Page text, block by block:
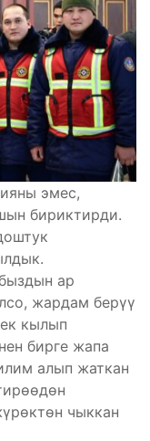
эмес,
бириктирди.
ар
жардам берүү
кылып
бирге жапа
алып жаткан
чыккан